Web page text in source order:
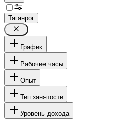
Таганрог
График
Рабочие часы
Опыт
Тип занятости
Уровень дохода